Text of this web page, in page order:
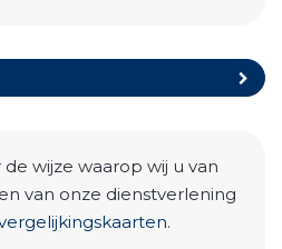
wijze waarop wij u van
van onze dienstverlening
.